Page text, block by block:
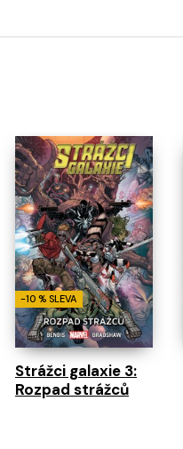
-10 % SLEVA
Strážci galaxie 3:
Rozpad strážců